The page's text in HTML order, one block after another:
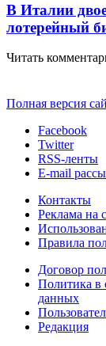
В Италии
лотерейный
Читать
Полная версия
Facebook
Twitter
RSS-ленты
E-mail
Контакты
Реклама на
Правила
Договор
Политика в
данных
Редакция